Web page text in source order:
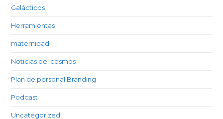
Galácticos
Herramientas
maternidad
Noticias del cosmos
Plan de personal Branding
Podcast
Uncategorized